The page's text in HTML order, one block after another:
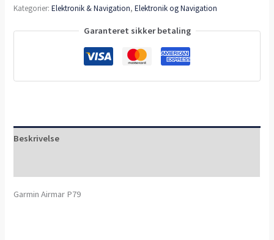
Kategorier:Elektronik & Navigation,Elektronik og Navigation
Garanteret sikker betaling
Beskrivelse
Garmin Airmar P79